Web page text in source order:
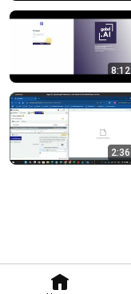
8:12
2:36